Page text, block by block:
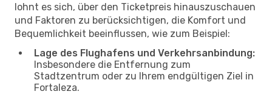
lohnt es sich, über den Ticketpreis hinauszuschauen
und Faktoren zu berücksichtigen, die Komfort und
Bequemlichkeit beeinflussen, wie zum Beispiel:
Lage des Flughafens und Verkehrsanbindung:
Insbesondere die Entfernung zum
Stadtzentrum oder zu Ihrem endgültigen Ziel in
Fortaleza.